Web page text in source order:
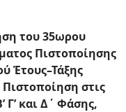
του 35ωρου
Πιστοποίησης
Έτους–Τάξης
στις
Γ’ και Δ΄ Φάσης,